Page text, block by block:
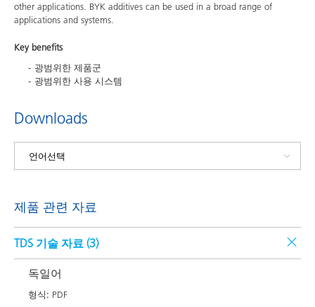
other applications. BYK additives can be used in a broad range of
applications and systems.
Key benefits
광범위한 제품군
광범위한 사용 시스템
Downloads
제품 관련 자료
TDS 기술 자료 (3)
독일어
형식: PDF